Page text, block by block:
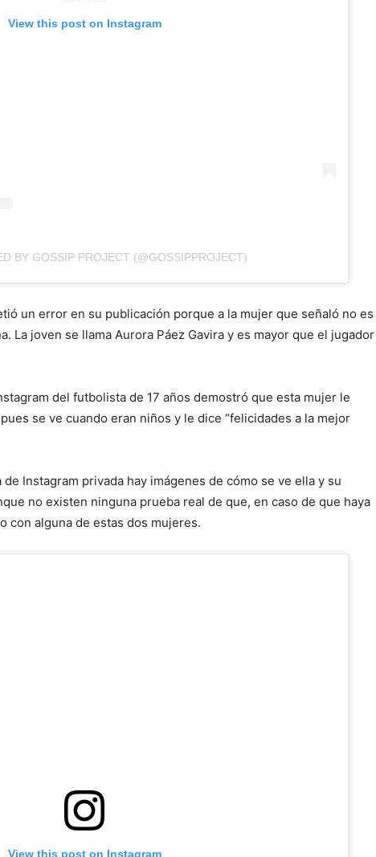
View this post on Instagram
BY GOSSIP PROJECT (@GOSSIPPROJECT)
un error en su publicación porque a la mujer que señaló no es
La joven se llama Aurora Páez Gavira y es mayor que el jugador
del futbolista de 17 años demostró que esta mujer le
se ve cuando eran niños y le dice “felicidades a la mejor
Instagram privada hay imágenes de cómo se ve ella y su
no existen ninguna prueba real de que, en caso de que haya
con alguna de estas dos mujeres.
View this post on Instagram